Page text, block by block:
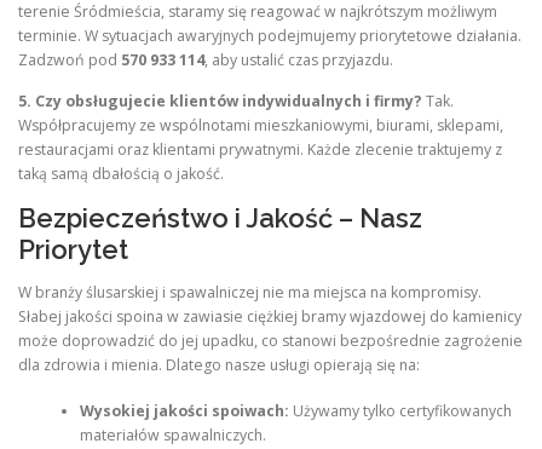
terenie Śródmieścia, staramy się reagować w najkrótszym możliwym
terminie. W sytuacjach awaryjnych podejmujemy priorytetowe działania.
Zadzwoń pod 570 933 114, aby ustalić czas przyjazdu.
5. Czy obsługujecie klientów indywidualnych i firmy? Tak.
Współpracujemy ze wspólnotami mieszkaniowymi, biurami, sklepami,
restauracjami oraz klientami prywatnymi. Każde zlecenie traktujemy z
taką samą dbałością o jakość.
Bezpieczeństwo i Jakość – Nasz
Priorytet
W branży ślusarskiej i spawalniczej nie ma miejsca na kompromisy.
Słabej jakości spoina w zawiasie ciężkiej bramy wjazdowej do kamienicy
może doprowadzić do jej upadku, co stanowi bezpośrednie zagrożenie
dla zdrowia i mienia. Dlatego nasze usługi opierają się na:
Wysokiej jakości spoiwach: Używamy tylko certyfikowanych
materiałów spawalniczych.